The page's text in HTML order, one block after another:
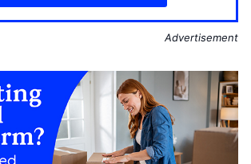
Advertisement